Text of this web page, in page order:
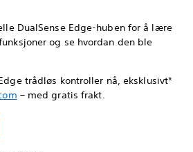
DualSense Edge-huben for å lære
og se hvordan den ble
trådløs kontroller nå, eksklusivt*
– med gratis frakt.